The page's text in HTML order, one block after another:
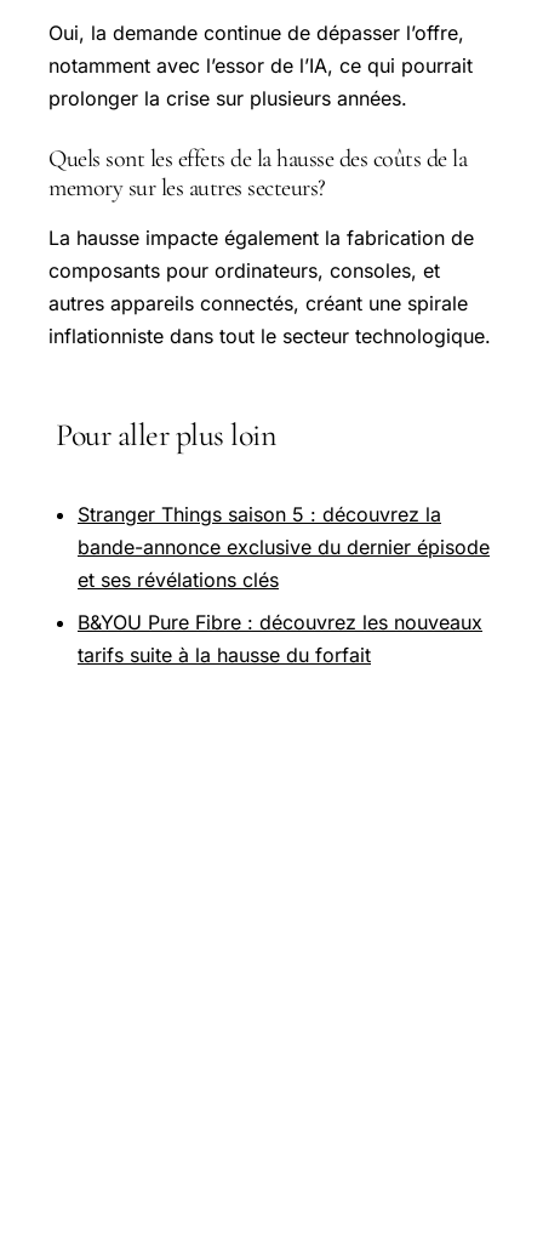
Oui, la demande continue de dépasser l’offre,
notamment avec l’essor de l’IA, ce qui pourrait
prolonger la crise sur plusieurs années.
Quels sont les effets de la hausse des coûts de la
memory sur les autres secteurs?
La hausse impacte également la fabrication de
composants pour ordinateurs, consoles, et
autres appareils connectés, créant une spirale
inflationniste dans tout le secteur technologique.
Pour aller plus loin
Stranger Things saison 5 : découvrez la
bande-annonce exclusive du dernier épisode
et ses révélations clés
B&YOU Pure Fibre : découvrez les nouveaux
tarifs suite à la hausse du forfait